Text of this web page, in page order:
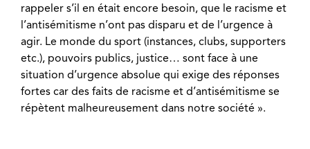
rappeler s’il en était encore besoin, que le racisme et
l’antisémitisme n’ont pas disparu et de l’urgence à
agir. Le monde du sport (instances, clubs, supporters
etc.), pouvoirs publics, justice… sont face à une
situation d’urgence absolue qui exige des réponses
fortes car des faits de racisme et d’antisémitisme se
répètent malheureusement dans notre société ».